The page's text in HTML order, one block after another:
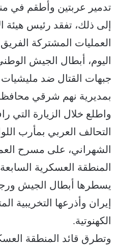
تدمير عربتين وأطقم في
إلى ذلك، تفقد رئيس هيئة
العمليات المشتركة
اليوم، أبطال الجيش
جبهات القتال ضد مليشيات
بمديرية نهم شرقي
واطلع خلال الزيارة التي
التحالف العربي بمأرب
الشهراني، على مسرح
المنطقة العسكرية
يسطرها أبطال الجيش
إيران وأذرعها التخريبية
الكهنوتية.
وتطرق قائد المنطقة